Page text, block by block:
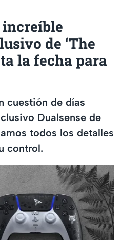
increíble
de ‘The
la fecha para
cuestión de días
Dualsense de
todos los detalles
control.